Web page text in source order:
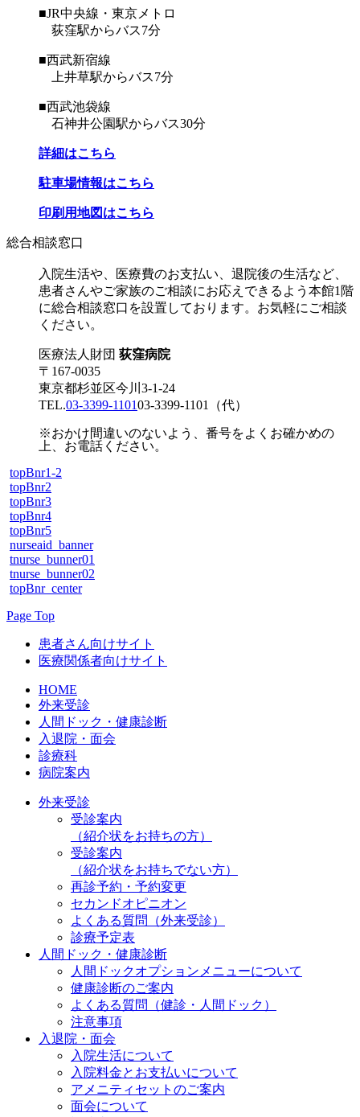
■JR中央線・東京メトロ
荻窪駅からバス7分
■西武新宿線
上井草駅からバス7分
■西武池袋線
石神井公園駅からバス30分
詳細はこちら
駐車場情報はこちら
印刷用地図はこちら
総合相談窓口
入院生活や、医療費のお支払い、退院後の生活など、
患者さんやご家族のご相談にお応えできるよう本館1階
に総合相談窓口を設置しております。お気軽にご相談
ください。
医療法人財団 荻窪病院
〒167-0035
東京都杉並区今川3-1-24
TEL.03-3399-110103-3399-1101 （代）
※おかけ間違いのないよう、番号をよくお確かめの
上、お電話ください。
topBnr1-2
topBnr2
topBnr3
topBnr4
topBnr5
nurseaid_banner
tnurse_bunner01
tnurse_bunner02
topBnr_center
Page Top
患者さん向けサイト
医療関係者向けサイト
HOME
外来受診
人間ドック・健康診断
入退院・面会
診療科
病院案内
外来受診
受診案内
（紹介状をお持ちの方）
受診案内
（紹介状をお持ちでない方）
再診予約・予約変更
セカンドオピニオン
よくある質問（外来受診）
診療予定表
人間ドック・健康診断
人間ドックオプションメニューについて
健康診断のご案内
よくある質問（健診・人間ドック）
注意事項
入退院・面会
入院生活について
入院料金とお支払いについて
アメニティセットのご案内
面会について